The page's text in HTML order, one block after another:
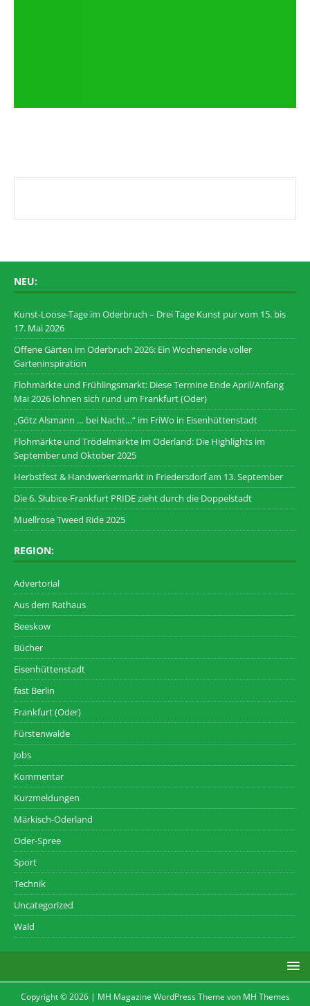
NEU:
Kunst-Loose-Tage im Oderbruch – Drei Tage Kunst pur vom 15. bis
17. Mai 2026
Offene Gärten im Oderbruch 2026: Ein Wochenende voller
Garteninspiration
Flohmärkte und Frühlingsmarkt: Diese Termine Ende April/Anfang
Mai 2026 lohnen sich rund um Frankfurt (Oder)
„Götz Alsmann … bei Nacht…“ im FriWo in Eisenhüttenstadt
Flohmärkte und Trödelmärkte im Oderland: Die Highlights im
September und Oktober 2025
Herbstfest & Handwerkermarkt in Friedersdorf am 13. September
Die 6. Słubice-Frankfurt PRIDE zieht durch die Doppelstadt
Muellrose Tweed Ride 2025
REGION:
Advertorial
Aus dem Rathaus
Beeskow
Bücher
Eisenhüttenstadt
fast Berlin
Frankfurt (Oder)
Fürstenwalde
Jobs
Kommentar
Kurzmeldungen
Märkisch-Oderland
Oder-Spree
Sport
Technik
Uncategorized
Wald
Copyright © 2026 | MH Magazine WordPress Theme von MH Themes